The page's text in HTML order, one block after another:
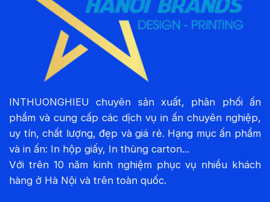
INTHUONGHIEU chuyên sản xuất, phân phối ấn
phẩm và cung cấp các dịch vụ in ấn chuyên nghiệp,
uy tín, chất lượng, đẹp và giá rẻ. Hạng mục ấn phẩm
và in ấn: In hộp giấy, In thùng carton...
Với trên 10 năm kinh nghiệm phục vụ nhiều khách
hàng ở Hà Nội và trên toàn quốc.